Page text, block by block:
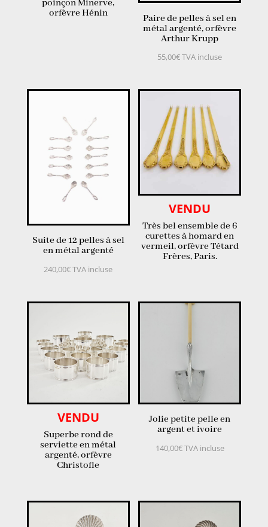
poinçon Minerve,
orfèvre Hénin
Paire de pelles à sel en
métal argenté, orfèvre
Arthur Krupp
55,00€TVA incluse
Suite de 12 pelles à sel
en métal argenté
240,00€TVA incluse
VENDU
Très bel ensemble de 6
curettes à homard en
vermeil, orfèvre Tétard
Frères, Paris.
VENDU
Superbe rond de
serviette en métal
argenté, orfèvre
Christofle
Jolie petite pelle en
argent et ivoire
140,00€TVA incluse